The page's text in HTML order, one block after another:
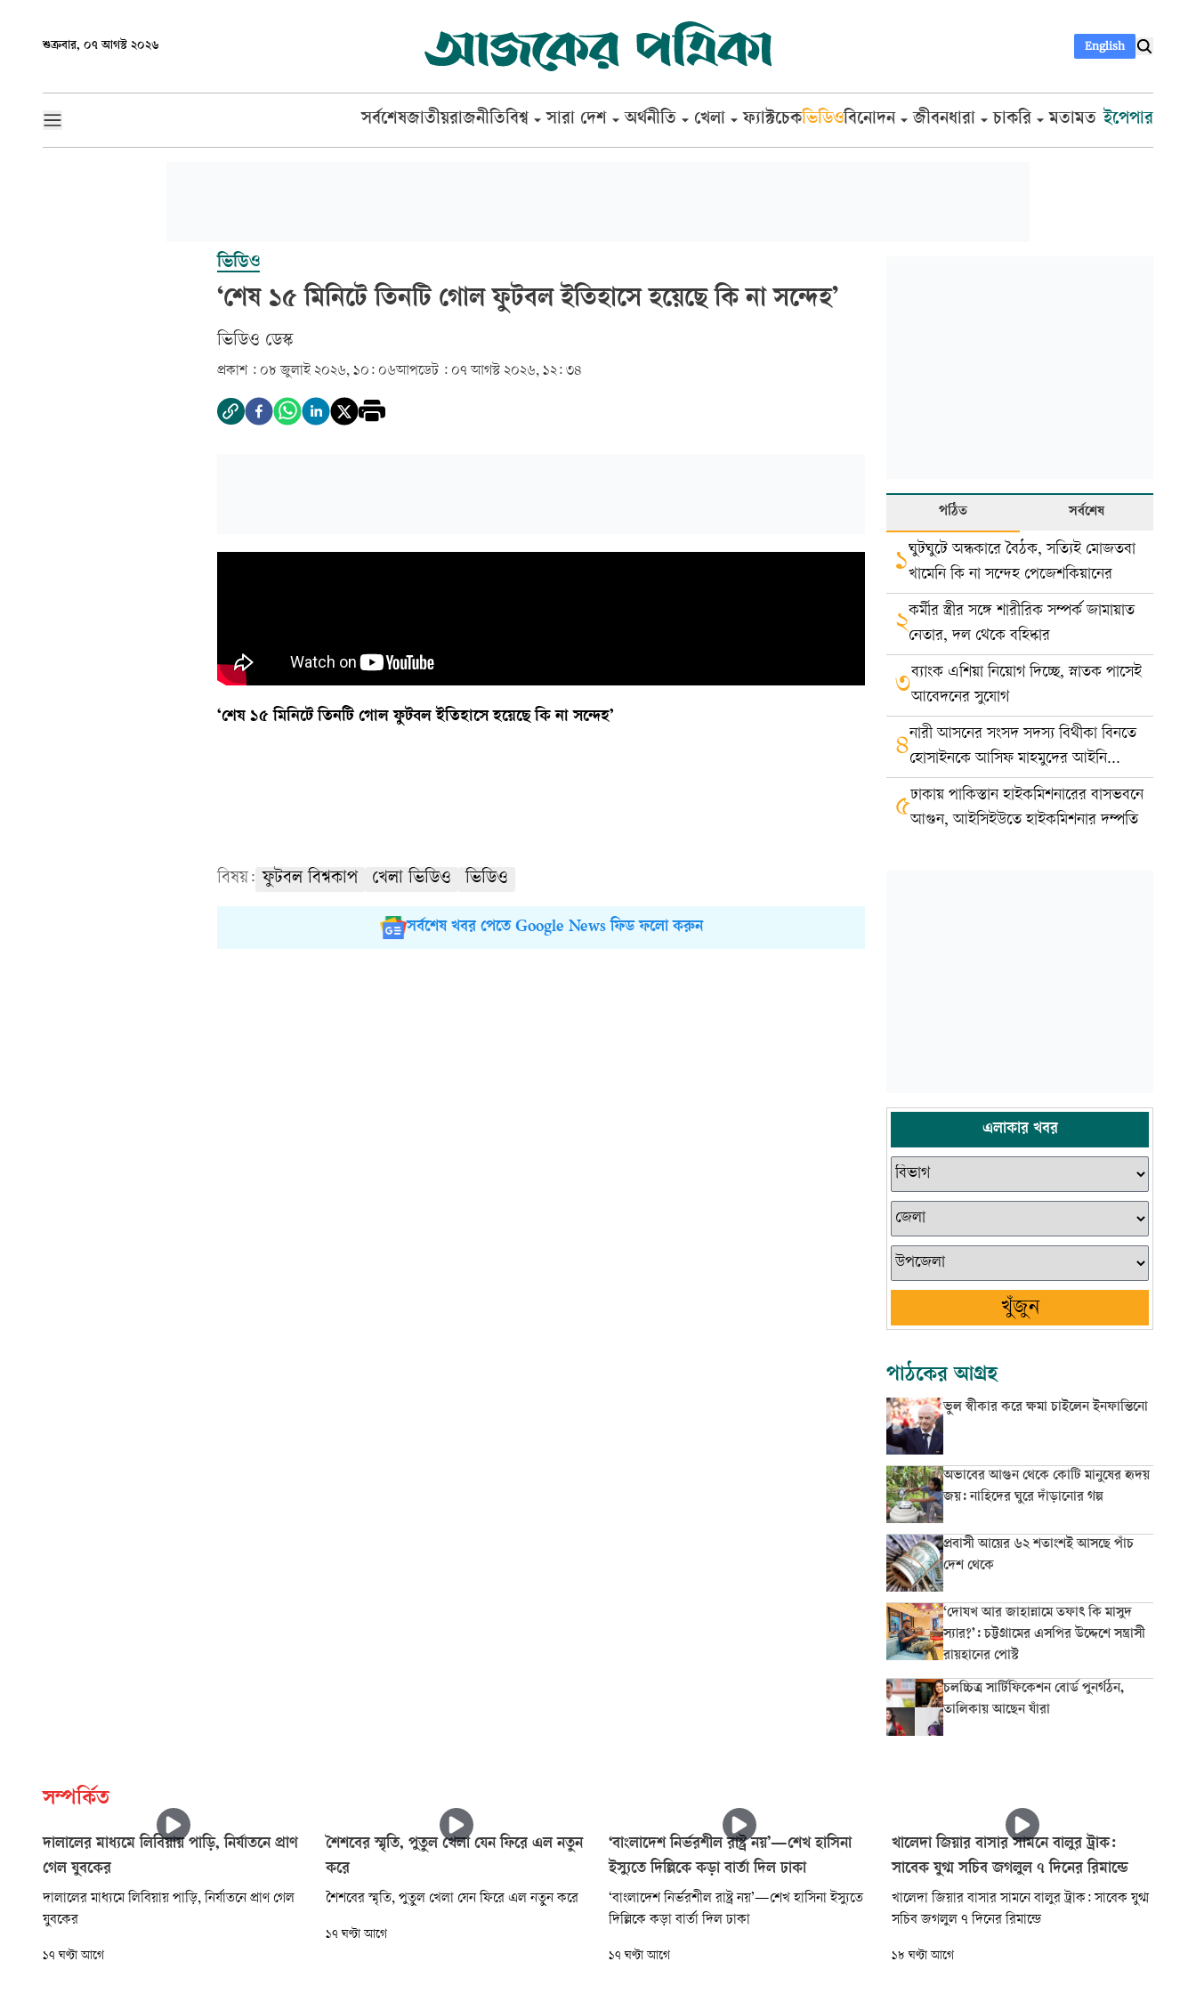
শুক্রবার, ০৭ আগস্ট ২০২৬ English
সর্বশেষজাতীয়রাজনীতিবিশ্ব সারা দেশ অর্থনীতি খেলা ফ্যাক্টচেকভিডিওবিনোদন জীবনধারা চাকরি মতামত ইপেপার
ভিডিও
‘শেষ ১৫ মিনিটে তিনটি গোল ফুটবল ইতিহাসে হয়েছে কি না সন্দেহ’
ভিডিও ডেস্ক
প্রকাশ : ০৮ জুলাই ২০২৬, ১০: ০৬আপডেট : ০৭ আগস্ট ২০২৬, ১২: ৩৪
‘শেষ ১৫ মিনিটে তিনটি গোল ফুটবল ইতিহাসে হয়েছে কি না সন্দেহ’
বিষয়: ফুটবল বিশ্বকাপ খেলা ভিডিও ভিডিও
সর্বশেষ খবর পেতে Google News ফিড ফলো করুন
পঠিত সর্বশেষ
১ঘুটঘুটে অন্ধকারে বৈঠক, সত্যিই মোজতবা
খামেনি কি না সন্দেহ পেজেশকিয়ানের
২কর্মীর স্ত্রীর সঙ্গে শারীরিক সম্পর্ক জামায়াত
নেতার, দল থেকে বহিষ্কার
৩ব্যাংক এশিয়া নিয়োগ দিচ্ছে, স্নাতক পাসেই
আবেদনের সুযোগ
৪নারী আসনের সংসদ সদস্য বিথীকা বিনতে
হোসাইনকে আসিফ মাহমুদের আইনি
নোটিশ
৫ঢাকায় পাকিস্তান হাইকমিশনারের বাসভবনে
আগুন, আইসিইউতে হাইকমিশনার দম্পতি
এলাকার খবর
খুঁজুন
পাঠকের আগ্রহ
ভুল স্বীকার করে ক্ষমা চাইলেন ইনফান্তিনো
অভাবের আগুন থেকে কোটি মানুষের হৃদয়
জয়: নাহিদের ঘুরে দাঁড়ানোর গল্প
প্রবাসী আয়ের ৬২ শতাংশই আসছে পাঁচ
দেশ থেকে
‘দোযখ আর জাহান্নামে তফাৎ কি মাসুদ
স্যার?’: চট্টগ্রামের এসপির উদ্দেশে সন্ত্রাসী
রায়হানের পোস্ট
চলচ্চিত্র সার্টিফিকেশন বোর্ড পুনর্গঠন,
তালিকায় আছেন যাঁরা
সম্পর্কিত
দালালের মাধ্যমে লিবিয়ায় পাড়ি, নির্যাতনে প্রাণ
গেল যুবকের
দালালের মাধ্যমে লিবিয়ায় পাড়ি, নির্যাতনে প্রাণ গেল
যুবকের
১৭ ঘণ্টা আগে
শৈশবের স্মৃতি, পুতুল খেলা যেন ফিরে এল নতুন
করে
শৈশবের স্মৃতি, পুতুল খেলা যেন ফিরে এল নতুন করে
১৭ ঘণ্টা আগে
‘বাংলাদেশ নির্ভরশীল রাষ্ট্র নয়’—শেখ হাসিনা
ইস্যুতে দিল্লিকে কড়া বার্তা দিল ঢাকা
‘বাংলাদেশ নির্ভরশীল রাষ্ট্র নয়’—শেখ হাসিনা ইস্যুতে
দিল্লিকে কড়া বার্তা দিল ঢাকা
১৭ ঘণ্টা আগে
খালেদা জিয়ার বাসার সামনে বালুর ট্রাক:
সাবেক যুগ্ম সচিব জগলুল ৭ দিনের রিমান্ডে
খালেদা জিয়ার বাসার সামনে বালুর ট্রাক: সাবেক যুগ্ম
সচিব জগলুল ৭ দিনের রিমান্ডে
১৮ ঘণ্টা আগে